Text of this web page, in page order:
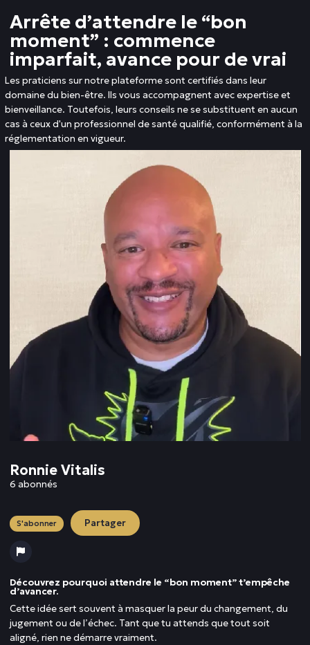
Arrête d’attendre le “bon
moment” : commence
imparfait, avance pour de vrai
Les praticiens sur notre plateforme sont certifiés dans leur
domaine du bien-être. Ils vous accompagnent avec expertise et
bienveillance. Toutefois, leurs conseils ne se substituent en aucun
cas à ceux d'un professionnel de santé qualifié, conformément à la
réglementation en vigueur.
Ronnie Vitalis
6 abonnés
S'abonner Partager
Découvrez pourquoi attendre le “bon moment” t’empêche
d’avancer.
Cette idée sert souvent à masquer la peur du changement, du
jugement ou de l’échec. Tant que tu attends que tout soit
aligné, rien ne démarre vraiment.